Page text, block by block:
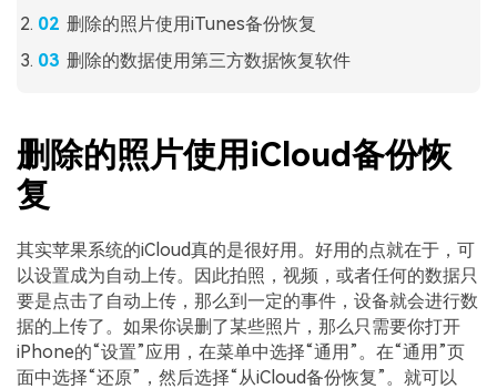
删除的照片使用iTunes备份恢复
删除的数据使用第三方数据恢复软件
删除的照片使用iCloud备份恢
复
其实苹果系统的iCloud真的是很好用。好用的点就在于，可
以设置成为自动上传。因此拍照，视频，或者任何的数据只
要是点击了自动上传，那么到一定的事件，设备就会进行数
据的上传了。如果你误删了某些照片，那么只需要你打开
iPhone的“设置”应用，在菜单中选择“通用”。在“通用”页
面中选择“还原”，然后选择“从iCloud备份恢复”。就可以